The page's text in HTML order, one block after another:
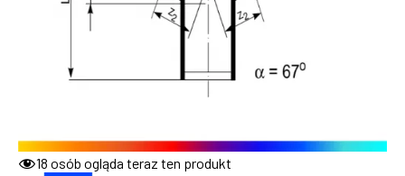
18 osób ogląda teraz ten produkt